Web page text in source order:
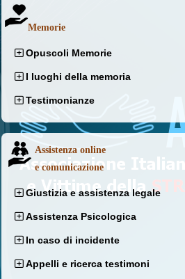
Memorie
Opuscoli Memorie
I luoghi della memoria
Testimonianze
Assistenza online
e comunicazione
Giustizia e assistenza legale
Assistenza Psicologica
In caso di incidente
Appelli e ricerca testimoni